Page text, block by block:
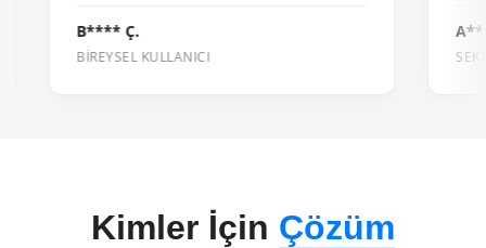
B**** Ç.
BIREYSEL KULLANICI
A***
Kimler İçin Çözüm